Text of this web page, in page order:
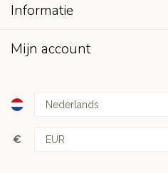
Informatie
Mijn account
€